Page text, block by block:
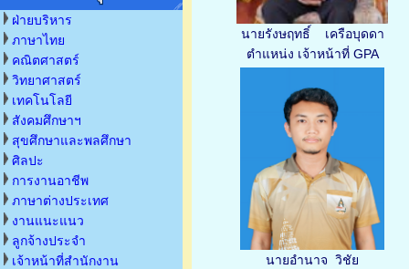
ฝ่ายบริหาร
ภาษาไทย
คณิตศาสตร์
วิทยาศาสตร์
เทคโนโลยี
สังคมศึกษาฯ
สุขศึกษาและพลศึกษา
ศิลปะ
การงานอาชีพ
ภาษาต่างประเทศ
งานแนะแนว
ลูกจ้างประจำ
เจ้าหน้าที่สำนักงาน
นายรังษฤทธิ์ เครือบุดดา
ตำแหน่ง เจ้าหน้าที่ GPA
นายอำนาจ วิชัย